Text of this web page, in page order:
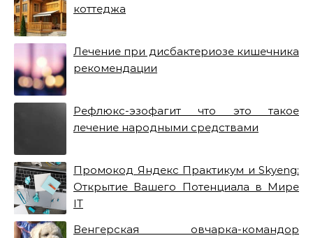
коттеджа
Лечение при дисбактериозе кишечника
рекомендации
Рефлюкс-эзофагит что это такое
лечение народными средствами
Промокод Яндекс Практикум и Skyeng:
Открытие Вашего Потенциала в Мире
IT
Венгерская овчарка-командор